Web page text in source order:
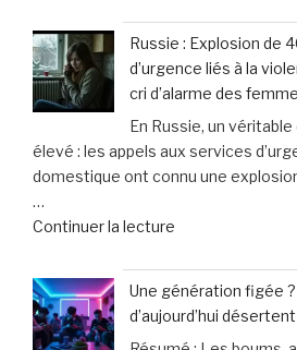
un
service
d’excellence »
chien
ou
chat
vieillit
:
astuces
faciles
Russie : Explosion de
d’urgence liés à la
cri d’alarme des
En Russie, un véritable
élevé : les appels aux services
domestique ont connu une
…
Continuer la lecture
:
Explosion
de
Une génération figée
d’aujourd’hui